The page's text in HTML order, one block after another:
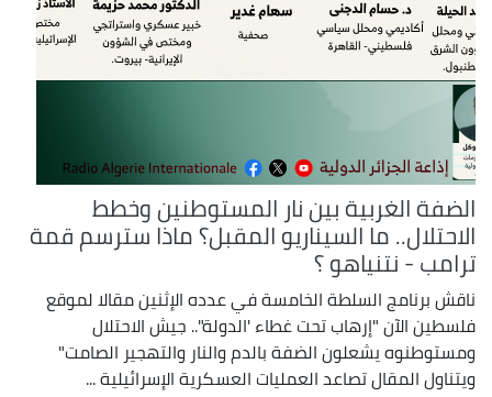
الضفة الغربية بين نار المستوطنين وخطط
الاحتلال.. ما السيناريو المقبل؟ ماذا سترسم قمة
ترامب - نتنياهو ؟
ناقش برنامج السلطة الخامسة في عدده الإثنين مقالا لموقع
فلسطين الآن "إرهاب تحت غطاء 'الدولة".. جيش الاحتلال
ومستوطنوه يشعلون الضفة بالدم والنار والتهجير الصامت"
ويتناول المقال تصاعد العمليات العسكرية الإسرائيلية ...